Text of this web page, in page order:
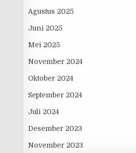
Agustus 2025
Juni 2025
Mei 2025
November 2024
Oktober 2024
September 2024
Juli 2024
Desember 2023
November 2023